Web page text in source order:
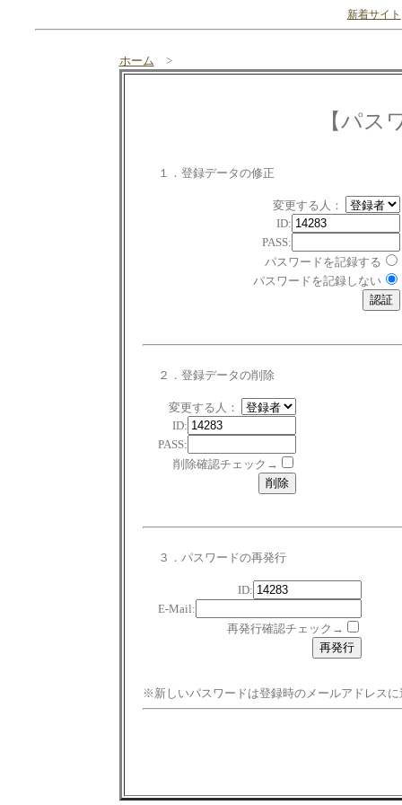
新着サイト
ホーム >
【パス
１．登録データの修正
変更する人：
ID:
PASS:
パスワードを記録する
パスワードを記録しない
２．登録データの削除
変更する人：
ID:
PASS:
削除確認チェック→
３．パスワードの再発行
ID:
E-Mail:
再発行確認チェック→
※新しいパスワードは登録時のメールアドレスに